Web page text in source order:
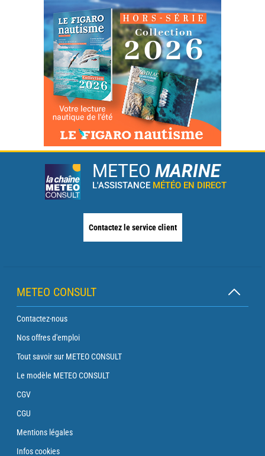
METEO MARINE
L'ASSISTANCE MÉTÉO EN DIRECT
Contactez le service client
METEO CONSULT
Contactez-nous
Nos offres d'emploi
Tout savoir sur METEO CONSULT
Le modèle METEO CONSULT
CGV
CGU
Mentions légales
Infos cookies